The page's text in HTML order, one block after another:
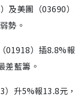
及美團（03690
勢。
01918）插8.8%
差藍籌。
升5%報13.8元